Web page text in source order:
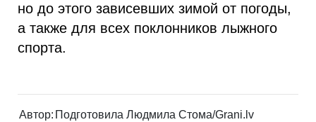
но до этого зависевших зимой от погоды,
а также для всех поклонников лыжного
спорта.
Автор: Подготовила Людмила Стома/Grani.lv